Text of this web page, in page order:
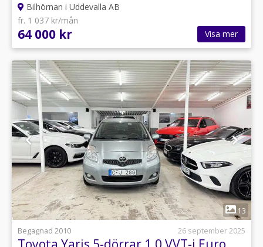
Bilhörnan i Uddevalla AB
fr. 1 037 kr/mån
64 000 kr Visa mer
1
13
Begagnad 2010
26 september 2025